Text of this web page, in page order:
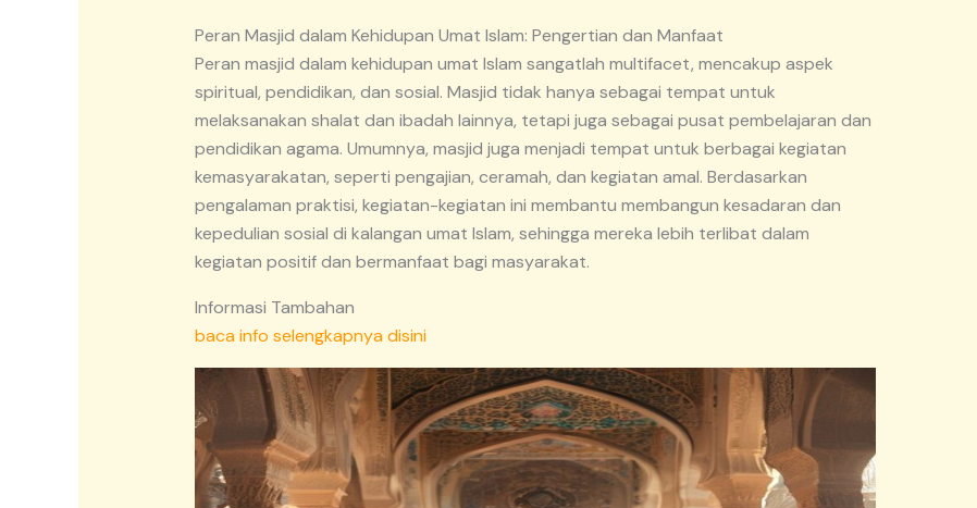
Peran Masjid dalam Kehidupan Umat Islam: Pengertian dan Manfaat
Peran masjid dalam kehidupan umat Islam sangatlah multifacet, mencakup aspek
spiritual, pendidikan, dan sosial. Masjid tidak hanya sebagai tempat untuk
melaksanakan shalat dan ibadah lainnya, tetapi juga sebagai pusat pembelajaran dan
pendidikan agama. Umumnya, masjid juga menjadi tempat untuk berbagai kegiatan
kemasyarakatan, seperti pengajian, ceramah, dan kegiatan amal. Berdasarkan
pengalaman praktisi, kegiatan-kegiatan ini membantu membangun kesadaran dan
kepedulian sosial di kalangan umat Islam, sehingga mereka lebih terlibat dalam
kegiatan positif dan bermanfaat bagi masyarakat.
Informasi Tambahan
baca info selengkapnya disini